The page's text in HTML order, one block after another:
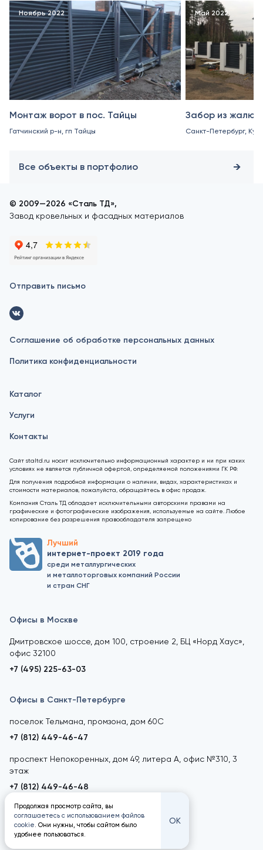
Ноябрь 2022
Монтаж ворот в пос. Тайцы
Гатчинский р-н, гп Тайцы
Май 2022
Забор из
Санкт-Петербург,
Все объекты в портфолио
© 2009—2026 «Сталь ТД»,
Завод кровельных и фасадных материалов
Отправить письмо
Соглашение об обработке персональных данных
Политика конфиденциальности
Каталог
Услуги
Контакты
Сайт staltd.ru носит исключительно информационный характер и ни при каких
условиях не является публичной офертой, определяемой положениями ГК РФ.
Для получения подробной информации о наличии, видах, характеристиках и
стоимости материалов, пожалуйста, обращайтесь в офис продаж.
Компания Сталь ТД обладает исключительными авторскими правами на
графические и фотографические изображения, используемые на сайте. Любое
копирование без разрешения правообладателя запрещено
Лучший
интернет-проект 2019 года
среди металлургических
и металлоторговых компаний России
и стран СНГ
Офисы в Москве
Дмитровское шоссе, дом 100, строение 2, БЦ «Норд Хаус»,
офис 32100
+7 (495) 225-63-03
Офисы в Санкт-Петербурге
поселок Тельмана, промзона, дом 60С
+7 (812) 449-46-47
проспект Непокоренных, дом 49, литера А, офис №310, 3
этаж
+7 (812) 449-46-48
Продолжая просмотр сайта, вы
соглашаетесь с использованием файлов
cookie. Они нужны, чтобы сайтом было
удобнее пользоваться.
ОК